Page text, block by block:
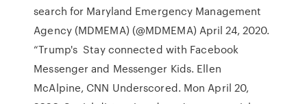
search for Maryland Emergency Management
Agency (MDMEMA) (@MDMEMA) April 24, 2020.
“Trump's Stay connected with Facebook
Messenger and Messenger Kids. Ellen
McAlpine, CNN Underscored. Mon April 20,